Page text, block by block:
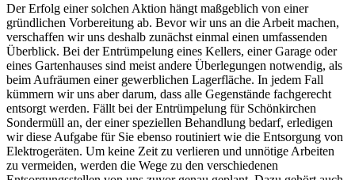
Der Erfolg einer solchen Aktion hängt maßgeblich von einer
gründlichen Vorbereitung ab. Bevor wir uns an die Arbeit machen,
verschaffen wir uns deshalb zunächst einmal einen umfassenden
Überblick. Bei der Entrümpelung eines Kellers, einer Garage oder
eines Gartenhauses sind meist andere Überlegungen notwendig, als
beim Aufräumen einer gewerblichen Lagerfläche. In jedem Fall
kümmern wir uns aber darum, dass alle Gegenstände fachgerecht
entsorgt werden. Fällt bei der Entrümpelung für Schönkirchen
Sondermüll an, der einer speziellen Behandlung bedarf, erledigen
wir diese Aufgabe für Sie ebenso routiniert wie die Entsorgung von
Elektrogeräten. Um keine Zeit zu verlieren und unnötige Arbeiten
zu vermeiden, werden die Wege zu den verschiedenen